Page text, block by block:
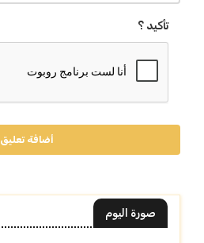
تأكيد ؟
أضافة تعليق
صورة اليوم